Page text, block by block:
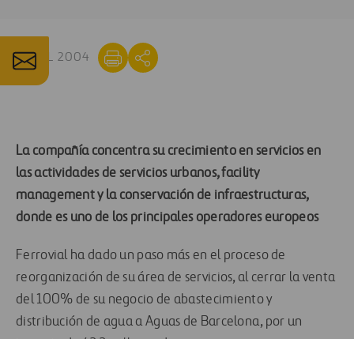
27 JUL 2004
La compañía concentra su crecimiento en servicios en
las actividades de servicios urbanos, facility
management y la conservación de infraestructuras,
donde es uno de los principales operadores europeos
Ferrovial ha dado un paso más en el proceso de
reorganización de su área de servicios, al cerrar la venta
del 100% de su negocio de abastecimiento y
distribución de agua a Aguas de Barcelona, por un